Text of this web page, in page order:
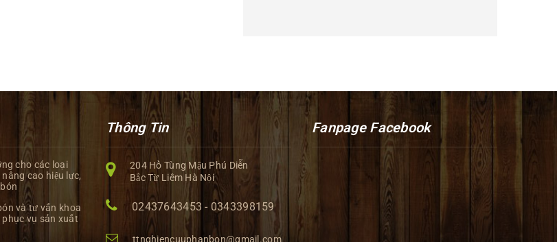
cho các loại
cao hiệu lực,
và tư vấn khoa
phục vụ sản xuất
Thông Tin
204 Hồ Tùng Mậu Phú Diễn
Bắc Từ Liêm Hà Nội
02437643453 - 0343398159
ttnghiencuuphanbon@gmail.com
Fanpage Facebook